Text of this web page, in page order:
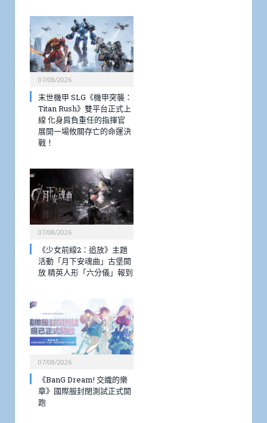
07/08/2026
末世機甲 SLG《機甲突襲：
Titan Rush》雙平台正式上
線 化身肩負重任的指揮官
展開一場攸關存亡的命運決
戰！
07/08/2026
《少女前線2：追放》主題
活動「月下安魂曲」古堡開
放 精英人形「六分儀」報到
07/08/2026
《BanG Dream! 交織的樂
章》國際服封閉測試正式開
跑